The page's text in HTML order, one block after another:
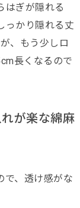
はぎが隠れる
っかり隠れる丈
、もう少しロ
長くなるので
が楽な綿麻
で、透け感がな